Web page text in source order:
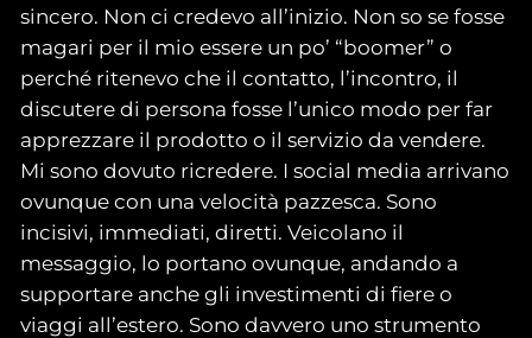
sincero. Non ci credevo all’inizio. Non so se fosse
magari per il mio essere un po’ “boomer” o
perché ritenevo che il contatto, l’incontro, il
discutere di persona fosse l’unico modo per far
apprezzare il prodotto o il servizio da vendere.
Mi sono dovuto ricredere. I social media arrivano
ovunque con una velocità pazzesca. Sono
incisivi, immediati, diretti. Veicolano il
messaggio, lo portano ovunque, andando a
supportare anche gli investimenti di fiere o
viaggi all’estero. Sono davvero uno strumento